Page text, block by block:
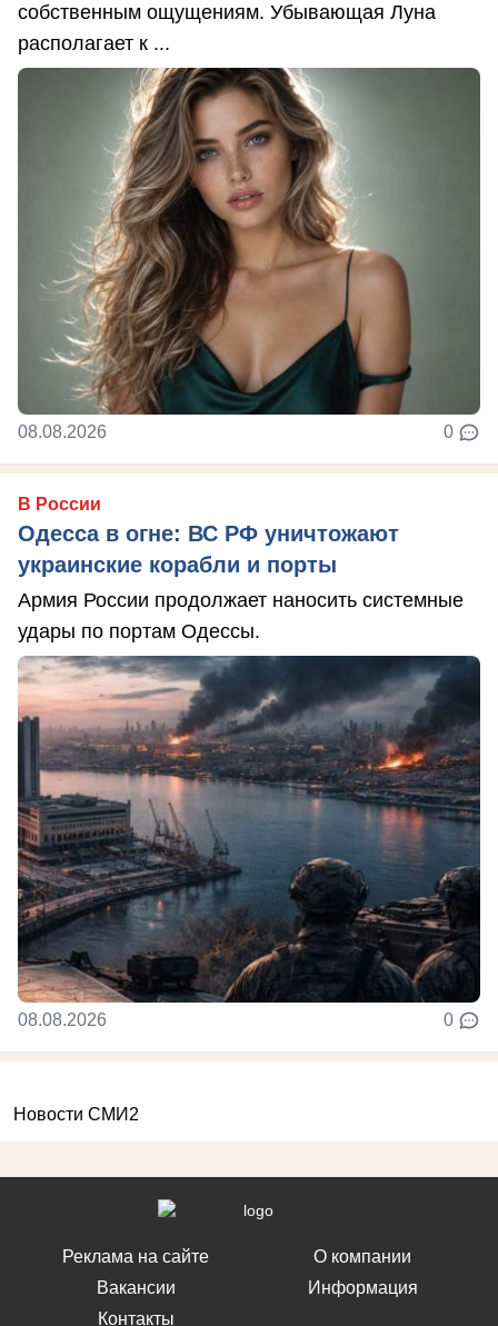
собственным ощущениям. Убывающая Луна
располагает к ...
08.08.2026 0
В России
Одесса в огне: ВС РФ уничтожают
украинские корабли и порты
Армия России продолжает наносить системные
удары по портам Одессы.
08.08.2026 0
Новости СМИ2
Реклама на сайте
Вакансии
Контакты
О компании
Информация